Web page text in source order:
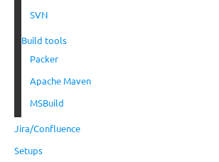
SVN
Build tools
Packer
Apache Maven
MSBuild
Jira/Confluence
Setups